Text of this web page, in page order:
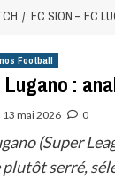
FC SION – FC
Football
Lugano :
13 mai 2026 0
(Super
serré,